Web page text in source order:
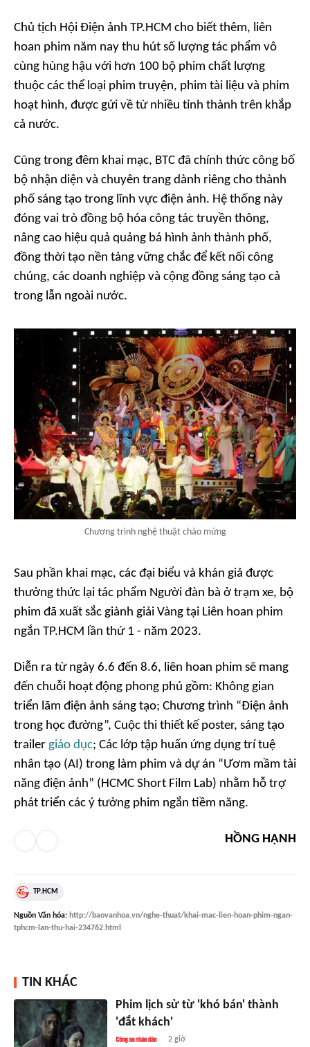
Chủ tịch Hội Điện ảnh TP.HCM cho biết thêm, liên
hoan phim năm nay thu hút số lượng tác phẩm vô
cùng hùng hậu với hơn 100 bộ phim chất lượng
thuộc các thể loại phim truyện, phim tài liệu và phim
hoạt hình, được gửi về từ nhiều tỉnh thành trên khắp
cả nước.
Cũng trong đêm khai mạc, BTC đã chính thức công bố
bộ nhận diện và chuyên trang dành riêng cho thành
phố sáng tạo trong lĩnh vực điện ảnh. Hệ thống này
đóng vai trò đồng bộ hóa công tác truyền thông,
nâng cao hiệu quả quảng bá hình ảnh thành phố,
đồng thời tạo nền tảng vững chắc để kết nối công
chúng, các doanh nghiệp và cộng đồng sáng tạo cả
trong lẫn ngoài nước.
Chương trình nghệ thuật chào mừng
Sau phần khai mạc, các đại biểu và khán giả được
thưởng thức lại tác phẩm Người đàn bà ở trạm xe, bộ
phim đã xuất sắc giành giải Vàng tại Liên hoan phim
ngắn TP.HCM lần thứ 1 - năm 2023.
Diễn ra từ ngày 6.6 đến 8.6, liên hoan phim sẽ mang
đến chuỗi hoạt động phong phú gồm: Không gian
triển lãm điện ảnh sáng tạo; Chương trình “Điện ảnh
trong học đường”, Cuộc thi thiết kế poster, sáng tạo
trailer giáo dục; Các lớp tập huấn ứng dụng trí tuệ
nhân tạo (AI) trong làm phim và dự án “Ươm mầm tài
năng điện ảnh” (HCMC Short Film Lab) nhằm hỗ trợ
phát triển các ý tưởng phim ngắn tiềm năng.
HỒNG HẠNH
TP.HCM
Nguồn Văn hóa: http://baovanhoa.vn/nghe-thuat/khai-mac-lien-hoan-phim-ngan-
tphcm-lan-thu-hai-234762.html
TIN KHÁC
Phim lịch sử từ 'khó bán' thành
'đắt khách'
2 giờ